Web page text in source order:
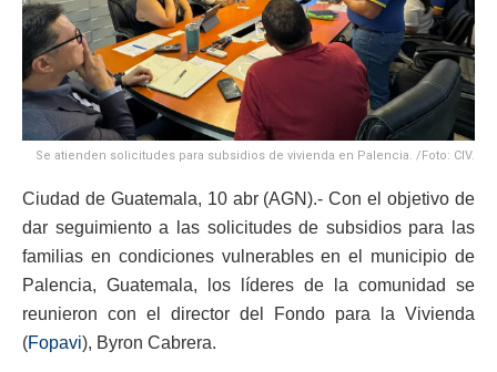
Se atienden solicitudes para subsidios de vivienda en Palencia. /Foto: CIV.
Ciudad de Guatemala, 10 abr (AGN).- Con el objetivo de
dar seguimiento a las solicitudes de subsidios para las
familias en condiciones vulnerables en el municipio de
Palencia, Guatemala, los líderes de la comunidad se
reunieron con el director del Fondo para la Vivienda
(Fopavi), Byron Cabrera.